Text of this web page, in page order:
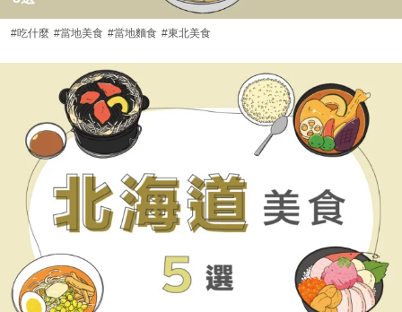
#吃什麼 #當地美食 #當地麵食 #東北美食